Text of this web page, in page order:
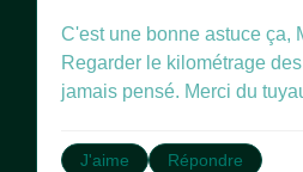
C'est une bonne astuce ça,
Regarder le kilométrage
jamais pensé. Merci du
J'aime Répondre